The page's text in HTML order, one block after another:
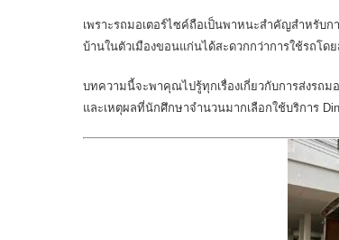
เพราะรถมอเตอร์ไซค์ถือเป็นพาหนะสำคัญสำหรับ
บ้านในตัวเมืองขอนแก่นได้สะดวกกว่าการใช้รถโด
บทความนี้จะพาคุณไปรู้ทุกเรื่องเกี่ยวกับการส่งรถ
และเหตุผลที่นักศึกษาจำนวนมากเลือกใช้บริการ